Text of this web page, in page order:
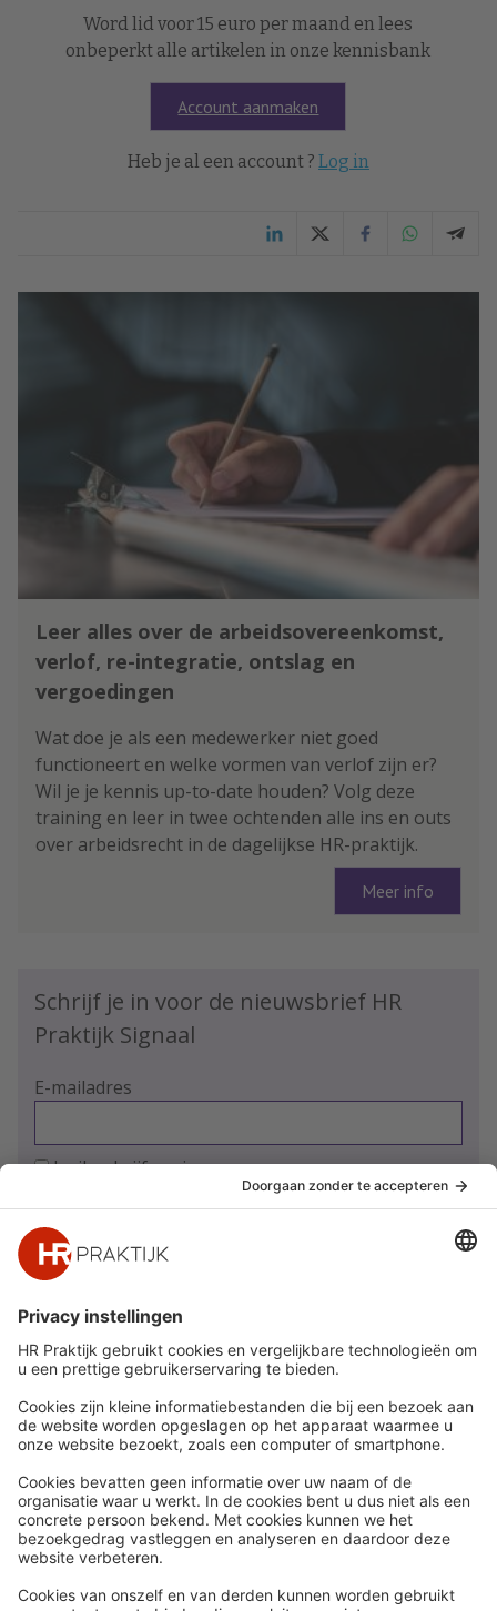
Word lid voor 15 euro per maand en lees
onbeperkt alle artikelen in onze kennisbank
Account aanmaken
Heb je al een account ? Log in
Leer alles over de arbeidsovereenkomst,
verlof, re-integratie, ontslag en
vergoedingen
Wat doe je als een medewerker niet goed
functioneert en welke vormen van verlof zijn er?
Wil je je kennis up-to-date houden? Volg deze
training en leer in twee ochtenden alle ins en outs
over arbeidsrecht in de dagelijkse HR-praktijk.
Meer info
Schrijf je in voor de nieuwsbrief HR
Praktijk Signaal
E-mailadres
Ja, ik schrijf me in
Snel naar
Nieuws
Whitepapers
Webinars
Word lid
Contact
Meer
HR Academy
HR Podcast
CHRO
HR Day
Volg Ons